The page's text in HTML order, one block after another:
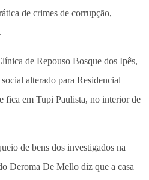
de crimes de corrupção,
de Repouso Bosque dos Ipês,
alterado para Residencial
fica em Tupi Paulista, no interior de
de bens dos investigados na
Deroma De Mello diz que a casa